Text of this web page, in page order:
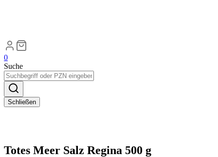
0
Suche
Schließen
Totes Meer Salz Regina 500 g